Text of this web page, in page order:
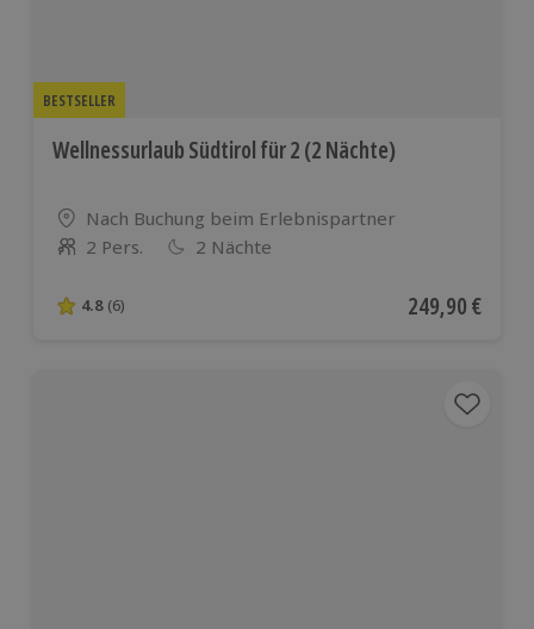
BESTSELLER
Wellnessurlaub Südtirol für 2 (2 Nächte)
Standort
Nach Buchung beim Erlebnispartner
Anzahl der Teilnehmer
2 Pers. 2 Nächte
4.8 von 5 Sternen basierend auf 6 Bewertungen
4.8 (6) Aktueller Preis
249,90 €